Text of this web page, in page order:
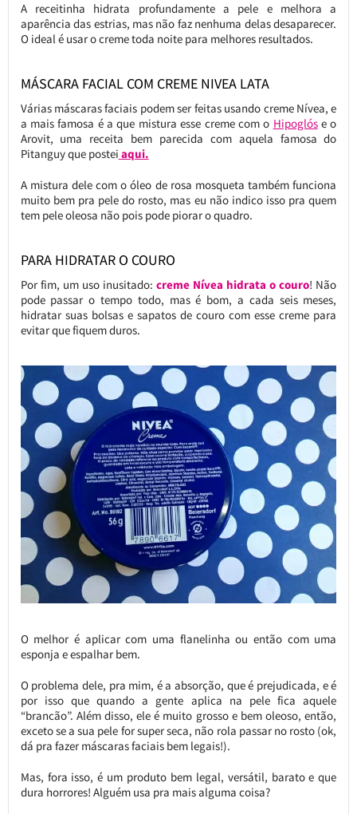
A receitinha hidrata profundamente a pele e melhora a
aparência das estrias, mas não faz nenhuma delas desaparecer.
O ideal é usar o creme toda noite para melhores resultados.
MÁSCARA FACIAL COM CREME NIVEA LATA
Várias máscaras faciais podem ser feitas usando creme Nívea, e
a mais famosa é a que mistura esse creme com o Hipoglóse o
Arovit, uma receita bem parecida com aquela famosa do
Pitanguy que postei aqui.
A mistura dele com o óleo de rosa mosqueta também funciona
muito bem pra pele do rosto, mas eu não indico isso pra quem
tem pele oleosa não pois pode piorar o quadro.
PARA HIDRATAR O COURO
Por fim, um uso inusitado: creme Nívea hidrata o couro! Não
pode passar o tempo todo, mas é bom, a cada seis meses,
hidratar suas bolsas e sapatos de couro com esse creme para
evitar que fiquem duros.
O melhor é aplicar com uma flanelinha ou então com uma
esponja e espalhar bem.
O problema dele, pra mim, é a absorção, que é prejudicada, e é
por isso que quando a gente aplica na pele fica aquele
“brancão”. Além disso, ele é muito grosso e bem oleoso, então,
exceto se a sua pele for super seca, não rola passar no rosto (ok,
dá pra fazer máscaras faciais bem legais!).
Mas, fora isso, é um produto bem legal, versátil, barato e que
dura horrores! Alguém usa pra mais alguma coisa?